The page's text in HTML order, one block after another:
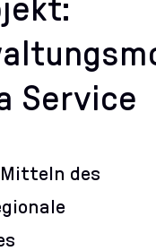
Service
Mitteln des